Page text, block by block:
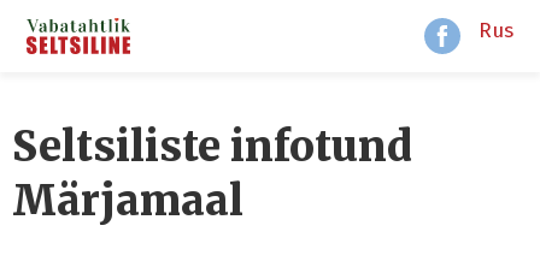
Rus
Seltsiliste infotund
Märjamaal